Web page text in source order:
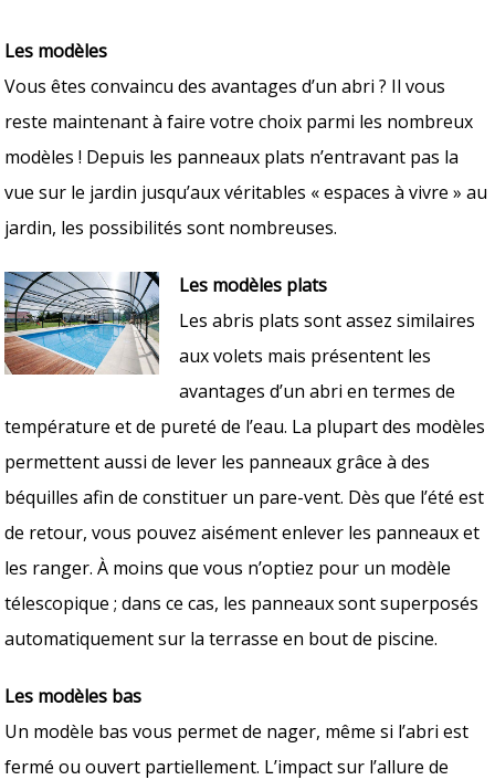
Les modèles
Vous êtes convaincu des avantages d’un abri ? Il vous
reste maintenant à faire votre choix parmi les nombreux
modèles ! Depuis les panneaux plats n’entravant pas la
vue sur le jardin jusqu’aux véritables « espaces à vivre » au
jardin, les possibilités sont nombreuses.
Les modèles plats
Les abris plats sont assez similaires
aux volets mais présentent les
avantages d’un abri en termes de
température et de pureté de l’eau. La plupart des modèles
permettent aussi de lever les panneaux grâce à des
béquilles afin de constituer un pare-vent. Dès que l’été est
de retour, vous pouvez aisément enlever les panneaux et
les ranger. À moins que vous n’optiez pour un modèle
télescopique ; dans ce cas, les panneaux sont superposés
automatiquement sur la terrasse en bout de piscine.
Les modèles bas
Un modèle bas vous permet de nager, même si l’abri est
fermé ou ouvert partiellement. L’impact sur l’allure de